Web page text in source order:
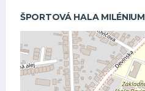
ŠPORTOVÁ HALA MILÉNIUM